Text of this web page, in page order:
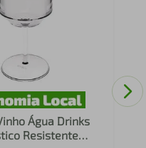
Água Drinks
Resistente